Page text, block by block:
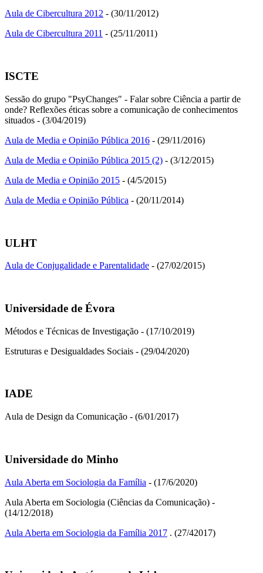
Aula de Cibercultura 2012 - (30/11/2012)
Aula de Cibercultura 2011 - (25/11/2011)
ISCTE
Sessão do grupo "PsyChanges" - Falar sobre Ciência a partir de
onde? Reflexões éticas sobre a comunicação de conhecimentos
situados - (3/04/2019)
Aula de Media e Opinião Pública 2016 - (29/11/2016)
Aula de Media e Opinião Pública 2015 (2) - (3/12/2015)
Aula de Media e Opinião 2015 - (4/5/2015)
Aula de Media e Opinião Pública - (20/11/2014)
ULHT
Aula de Conjugalidade e Parentalidade - (27/02/2015)
Universidade de Évora
Métodos e Técnicas de Investigação - (17/10/2019)
Estruturas e Desigualdades Sociais - (29/04/2020)
IADE
Aula de Design da Comunicação - (6/01/2017)
Universidade do Minho
Aula Aberta em Sociologia da Família - (17/6/2020)
Aula Aberta em Sociologia (Ciências da Comunicação) -
(14/12/2018)
Aula Aberta em Sociologia da Família 2017 . (27/42017)